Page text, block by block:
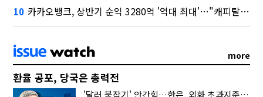
10 카카오뱅크, 상반기 순익 3280억 '역대 최대'…"캐피탈, 자산 1조원 이상"
more
환율 공포, 당국은 총력전
'달러 붙잡기' 안간힘…한은, 외화 초과지준에 이자 6개월 더